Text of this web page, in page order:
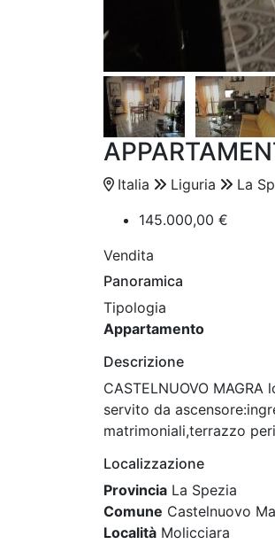
Italia Liguria La
145.000,00 €
Vendita
Panoramica
Tipologia
Appartamento
Descrizione
CASTELNUOVO
servito da
matrimoniali,terrazzo
Localizzazione
Provincia La Spezia
Comune Castelnuovo
Località Molicciara